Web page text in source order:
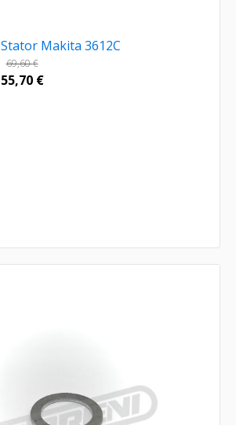
Stator Makita 3612C
69,60€
55,70 €